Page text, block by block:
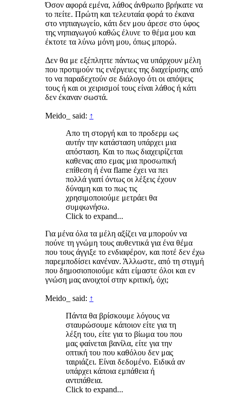
Όσον αφορά εμένα, λάθος άνθρωπο βρήκατε να
το πείτε. Πρώτη και τελευταία φορά το έκανα
στο νηπιαγωγείο, κάτι δεν μου άρεσε στο ύφος
της νηπιαγωγού καθώς έλυνε το θέμα μου και
έκτοτε τα λύνω μόνη μου, όπως μπορώ.
Δεν θα με εξέπληττε πάντως να υπάρχουν μέλη
που προτιμούν τις ενέργειες της διαχείρισης από
το να παραδεχτούν σε διάλογο ότι οι απόψεις
τους ή και οι χειρισμοί τους είναι λάθος ή κάτι
δεν έκαναν σωστά.
Meido_ said: ↑
Απο τη στοργή και το προδερμ ως
αυτήν την κατάσταση υπάρχει μια
απόσταση. Και το πως διαχειρίζεται
καθενας απο εμας μια προσωπική
επίθεση ή ένα flame έχει να πει
πολλά γιατί όντως οι λέξεις έχουν
δύναμη και το πως τις
χρησιμοποιούμε μετράει θα
συμφωνήσω.
Click to expand...
Για μένα όλα τα μέλη αξίζει να μπορούν να
πούνε τη γνώμη τους αυθεντικά για ένα θέμα
που τους άγγιξε το ενδιαφέρον, και ποτέ δεν έχω
παρεμποδίσει κανέναν. Άλλωστε, από τη στιγμή
που δημοσιοποιούμε κάτι είμαστε όλοι και εν
γνώση μας ανοιχτοί στην κριτική, όχι;
Meido_ said: ↑
Πάντα θα βρίσκουμε λόγους να
σταυρώσουμε κάποιον είτε για τη
λέξη του, είτε για το βίωμα του που
μας φαίνεται βανίλα, είτε για την
οπτική του που καθόλου δεν μας
ταιριάζει. Είναι δεδομένο. Ειδικά αν
υπάρχει κάποια εμπάθεια ή
αντιπάθεια.
Click to expand...